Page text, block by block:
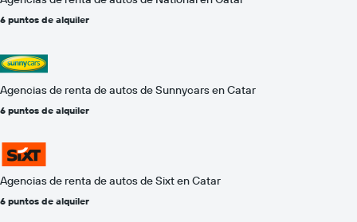
6 puntos de alquiler
Agencias de renta de autos de Sunnycars en Catar
6 puntos de alquiler
Agencias de renta de autos de Sixt en Catar
6 puntos de alquiler